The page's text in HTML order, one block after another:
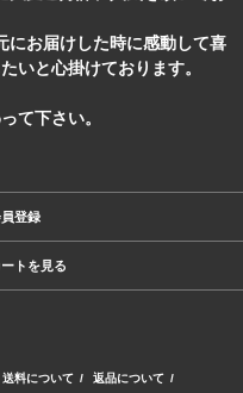
にお届けした時に感動して喜
いと心掛けております。
て下さい。
登録
ートを見る
料について / 返品について /